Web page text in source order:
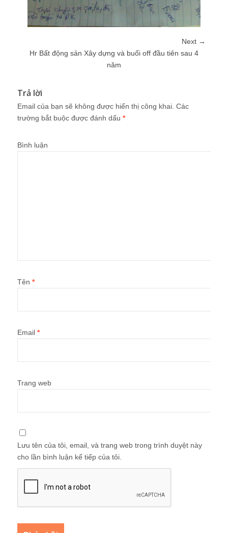
Next →
Hr Bất động sản Xây dựng và buổi off đầu tiên sau 4
năm
Trả lời
Email của bạn sẽ không được hiển thị công khai. Các
trường bắt buộc được đánh dấu *
Bình luận
Tên *
Email *
Trang web
Lưu tên của tôi, email, và trang web trong trình duyệt này
cho lần bình luận kế tiếp của tôi.